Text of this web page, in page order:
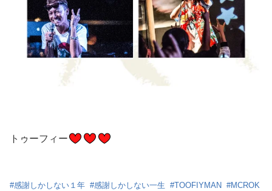
トゥーフィー
#感謝しかしない１年 #感謝しかしない一生 #TOOFIYMAN #MCROK